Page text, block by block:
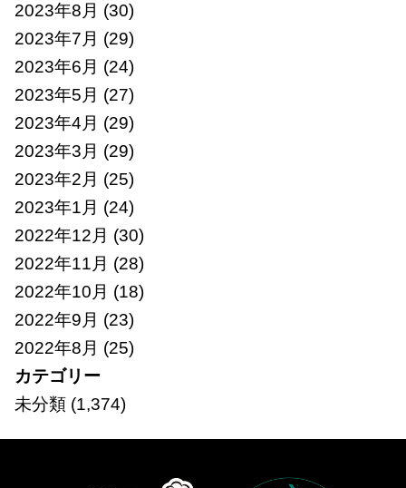
2023年8月 (30)
2023年7月 (29)
2023年6月 (24)
2023年5月 (27)
2023年4月 (29)
2023年3月 (29)
2023年2月 (25)
2023年1月 (24)
2022年12月 (30)
2022年11月 (28)
2022年10月 (18)
2022年9月 (23)
2022年8月 (25)
カテゴリー
未分類(1,374)